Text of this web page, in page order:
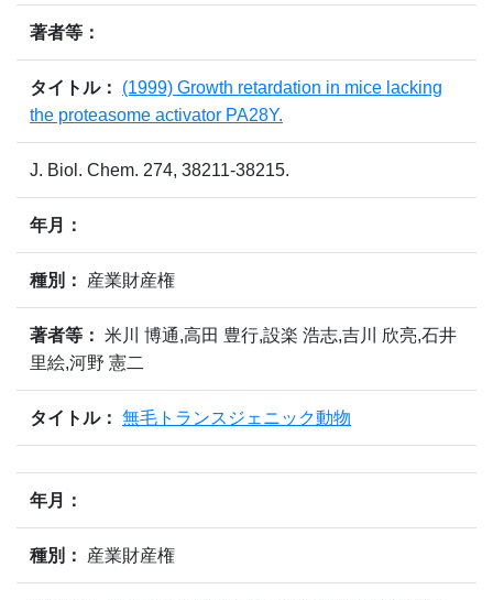
著者等：
タイトル：
(1999) Growth retardation in mice lacking
the proteasome activator PA28Y.
J. Biol. Chem. 274, 38211-38215.
年月：
種別： 産業財産権
著者等： 米川 博通,高田 豊行,設楽 浩志,吉川 欣亮,石井
里絵,河野 憲二
タイトル： 無毛トランスジェニック動物
年月：
種別： 産業財産権